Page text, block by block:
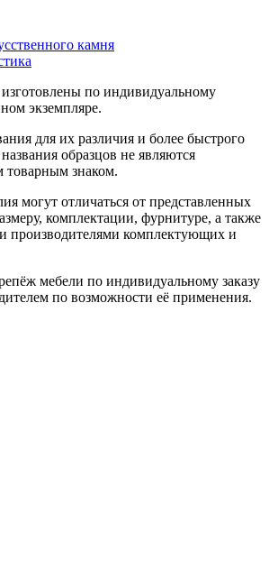
камня
по индивидуальному
экземпляре.
для их различия и более быстрого
образцов не являются
товарным знаком.
могут отличаться от представленных
комплектации, фурнитуре, а также
производителями комплектующих и
мебели по индивидуальному заказу
по возможности её применения.